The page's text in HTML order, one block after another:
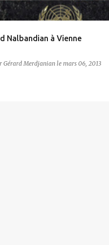
Nalbandian à Vienne
Gérard Merdjanian le mars 06, 2013